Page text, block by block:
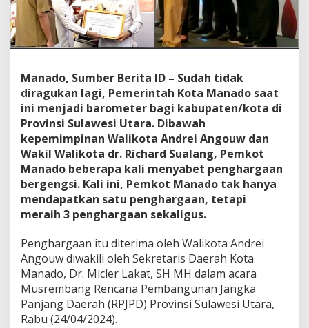
g
h
a
r
a
n
S
e
k
a
l
i
g
u
s
Manado, Sumber Berita ID – Sudah tidak
diragukan lagi, Pemerintah Kota Manado saat
ini menjadi barometer bagi kabupaten/kota di
Provinsi Sulawesi Utara. Dibawah
kepemimpinan Walikota Andrei Angouw dan
Wakil Walikota dr. Richard Sualang, Pemkot
Manado beberapa kali menyabet penghargaan
bergengsi. Kali ini, Pemkot Manado tak hanya
mendapatkan satu penghargaan, tetapi
meraih 3 penghargaan sekaligus.
Penghargaan itu diterima oleh Walikota Andrei
Angouw diwakili oleh Sekretaris Daerah Kota
Manado, Dr. Micler Lakat, SH MH dalam acara
Musrembang Rencana Pembangunan Jangka
Panjang Daerah (RPJPD) Provinsi Sulawesi Utara,
Rabu (24/04/2024).